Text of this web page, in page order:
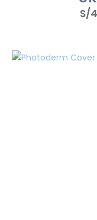
S/